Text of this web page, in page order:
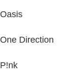
Oasis
One Direction
P!nk